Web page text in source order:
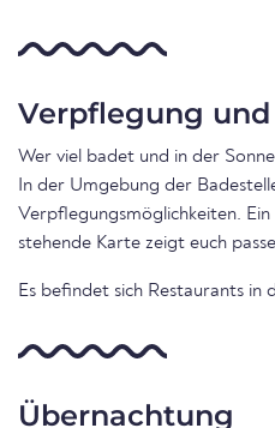
Verpflegung
Wer viel badet und in der
In der Umgebung der
Verpflegungsmöglichkeiten.
stehende Karte zeigt euch
Es befindet sich Restaurants in
Übernachtung